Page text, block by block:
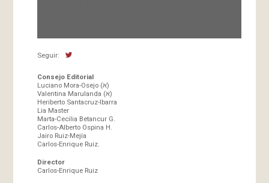
Seguir:
Consejo Editorial
Luciano Mora-Osejo (א)
Valentina Marulanda (א)
Heriberto Santacruz-Ibarra
Lia Master
Marta-Cecilia Betancur G.
Carlos-Alberto Ospina H.
Jairo Ruiz-Mejía
Carlos-Enrique Ruiz.
Director
Carlos-Enrique Ruiz